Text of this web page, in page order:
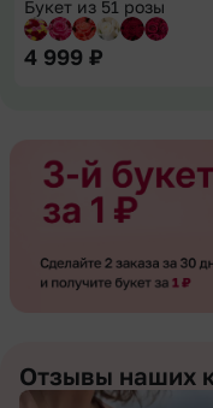
Букет из 51 розы
4 999 ₽
Отзывы наших